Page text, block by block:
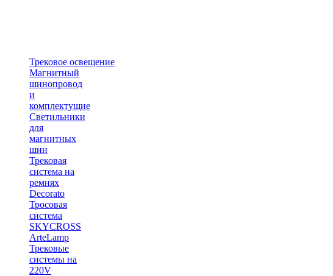
Трековое освещение
Магнитный
шинопровод
и
комплектущие
Светильники
для
магнитных
шин
Трековая
система на
ремнях
Decorato
Тросовая
система
SKYCROSS
ArteLamp
Трековые
системы на
220V